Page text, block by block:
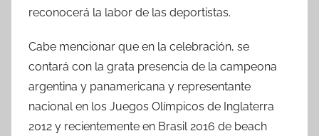
reconocerá la labor de las deportistas.
Cabe mencionar que en la celebración, se
contará con la grata presencia de la campeona
argentina y panamericana y representante
nacional en los Juegos Olímpicos de Inglaterra
2012 y recientemente en Brasil 2016 de beach